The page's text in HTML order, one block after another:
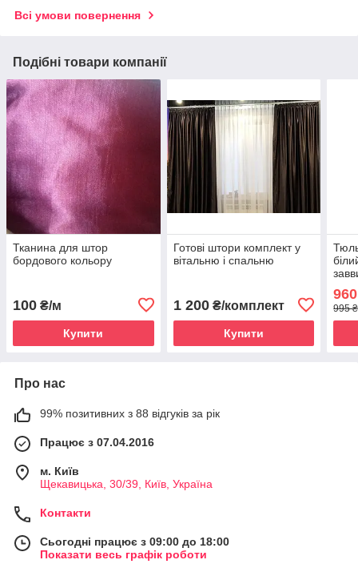
Всі умови повернення
Подібні товари компанії
Тканина для штор
бордового кольору
100 ₴/м
Купити
Готові штори комплект у
вітальню і спальню
1 200₴/комплект
Купити
960
995
Про нас
99% позитивних з 88 відгуків за рік
Працює з 07.04.2016
м. Київ
Щекавицька, 30/39, Київ, Україна
Контакти
Сьогодні працює з 09:00 до 18:00
Показати весь графік роботи